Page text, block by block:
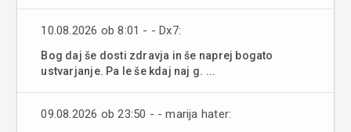
10.08.2026 ob 8:01 - - Dx7:
Bog daj še dosti zdravja in še naprej bogato
ustvarjanje. Pa le še kdaj naj g. ...
09.08.2026 ob 23:50 - - marija hater: